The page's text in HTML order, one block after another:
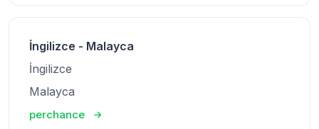
İngilizce - Malayca
İngilizce
Malayca
perchance